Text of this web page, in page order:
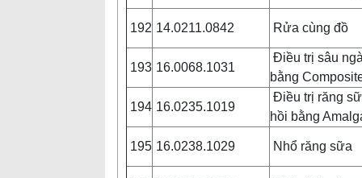
192 14.0211.0842 Rửa cùng đồ
193 16.0068.1031
Điều trị sâu
bằng
194 16.0235.1019
Điều trị răng
hồi bằng
195 16.0238.1029 Nhổ răng sữa